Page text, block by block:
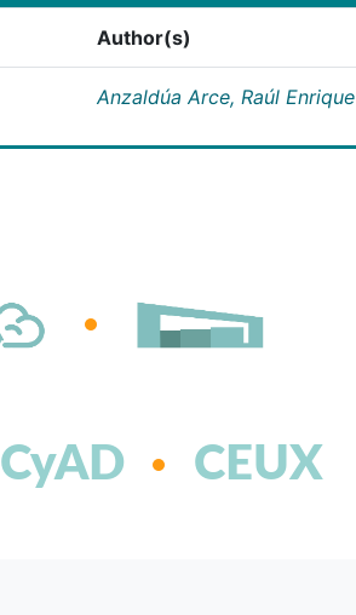
Author(s)
Anzaldúa Arce, Raúl Enrique
CyAD CEUX